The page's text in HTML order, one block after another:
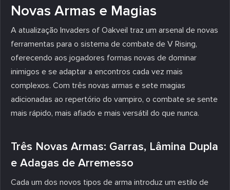
Novas Armas e Magias
A atualização Invaders of Oakveil traz um arsenal de novas
ferramentas para o sistema de combate de V Rising,
oferecendo aos jogadores formas novas de dominar
inimigos e se adaptar a encontros cada vez mais
complexos. Com três novas armas e sete magias
adicionadas ao repertório do vampiro, o combate se sente
mais rápido, mais afiado e mais versátil do que nunca.
Três Novas Armas: Garras, Lâmina Dupla
e Adagas de Arremesso
Cada um dos novos tipos de arma introduz um estilo de